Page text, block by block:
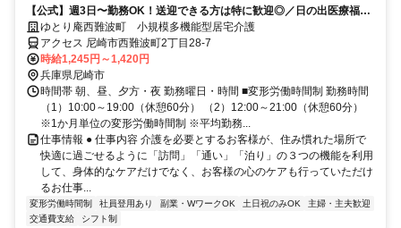
【公式】週3日〜勤務OK！送迎できる方は特に歓迎◎／日の出医療福祉
グループ
ゆとり庵西難波町 小規模多機能型居宅介護
アクセス 尼崎市西難波町2丁目28-7
時給1,245円～1,420円
兵庫県尼崎市
時間帯 朝、昼、夕方・夜 勤務曜日・時間 ■変形労働時間制 勤務時間
（1）10:00～19:00（休憩60分） （2）12:00～21:00（休憩60分）
※1か月単位の変形労働時間制 ※平均勤務...
仕事情報 ● 仕事内容 介護を必要とするお客様が、住み慣れた場所で
快適に過ごせるように「訪問」「通い」「泊り」の３つの機能を利用
して、身体的なケアだけでなく、お客様の心のケアも行っていただけ
るお仕事...
変形労働時間制 社員登用あり 副業・WワークOK 土日祝のみOK
主婦・主夫歓迎
交通費支給
シフト制